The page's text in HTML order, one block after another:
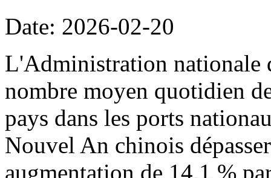
Date: 2026-02-20
L'Administration nationale
nombre moyen quotidien
pays dans les ports
Nouvel An chinois
augmentation de 14,1 %